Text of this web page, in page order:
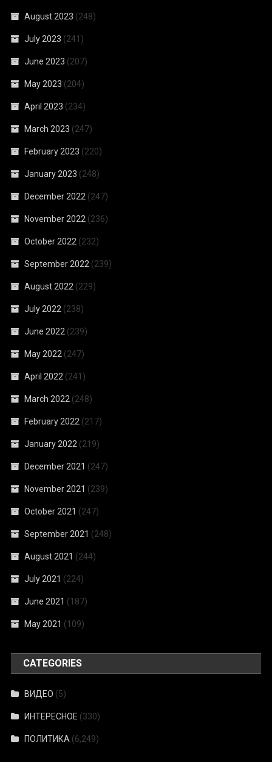
August 2023 (248)
July 2023 (241)
June 2023 (207)
May 2023 (204)
April 2023 (234)
March 2023 (247)
February 2023 (220)
January 2023 (248)
December 2022 (247)
November 2022 (236)
October 2022 (232)
September 2022 (239)
August 2022 (229)
July 2022 (238)
June 2022 (239)
May 2022 (247)
April 2022 (241)
March 2022 (248)
February 2022 (217)
January 2022 (219)
December 2021 (247)
November 2021 (239)
October 2021 (247)
September 2021 (248)
August 2021 (244)
July 2021 (224)
June 2021 (187)
May 2021 (109)
CATEGORIES
ВИДЕО (5)
ИНТЕРЕСНОЕ (330)
ПОЛИТИКА (6,249)